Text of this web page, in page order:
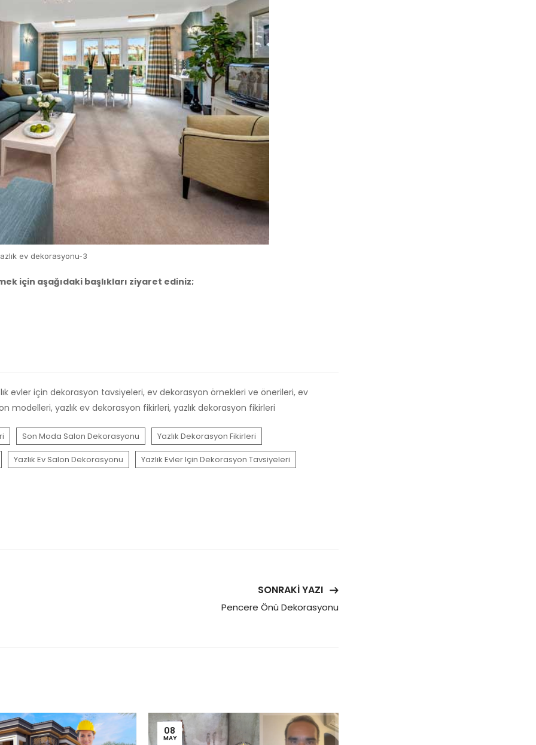
ev dekorasyonu-3
için aşağıdaki başlıkları ziyaret ediniz;
evler için dekorasyon tavsiyeleri, ev dekorasyon örnekleri ve önerileri, ev
modelleri, yazlık ev dekorasyon fikirleri, yazlık dekorasyon fikirleri
Son Moda Salon Dekorasyonu Yazlık Dekorasyon Fikirleri
Yazlık Ev Salon Dekorasyonu Yazlık Evler Için Dekorasyon Tavsiyeleri
SONRAKI YAZI
Pencere Önü Dekorasyonu
08
MAY